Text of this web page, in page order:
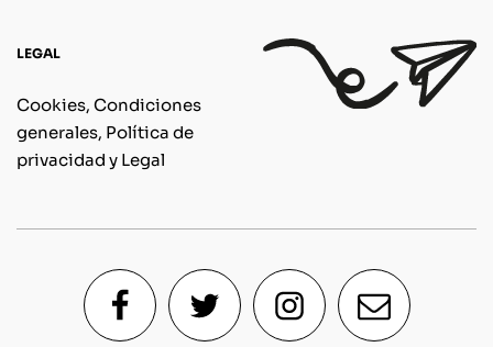
LEGAL
Cookies, Condiciones
generales, Política de
privacidad y Legal